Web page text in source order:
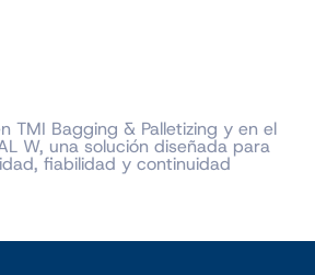
TMI Bagging & Palletizing y en el
W, una solución diseñada para
fiabilidad y continuidad